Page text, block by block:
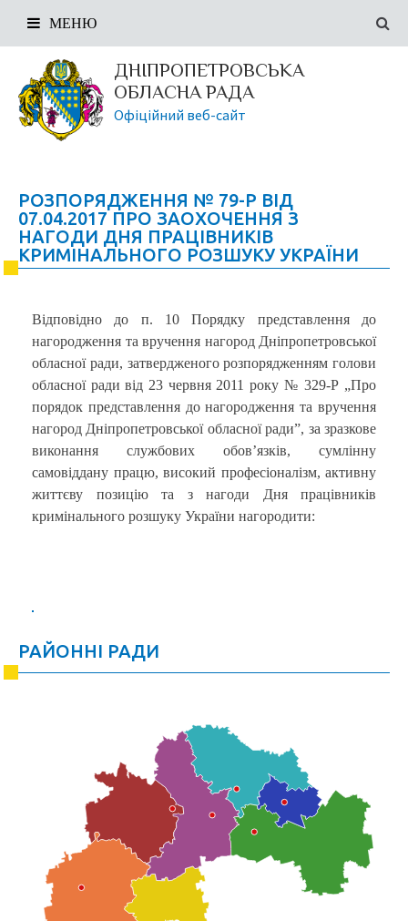
ДНІПРОПЕТРОВСЬКА
ОБЛАСНА РАДА
Офіційний веб-сайт
МЕНЮ
РОЗПОРЯДЖЕННЯ № 79-Р ВІД
07.04.2017 ПРО ЗАОХОЧЕННЯ З
НАГОДИ ДНЯ ПРАЦІВНИКІВ
КРИМІНАЛЬНОГО РОЗШУКУ УКРАЇНИ
Відповідно до п. 10 Порядку представлення до
нагородження та вручення нагород Дніпропетровської
обласної ради, затвердженого розпорядженням голови
обласної ради від 23 червня 2011 року № 329-Р „Про
порядок представлення до нагородження та вручення
нагород Дніпропетровської обласної ради”, за зразкове
виконання службових обов’язків, сумлінну
самовіддану працю, високий професіоналізм, активну
життєву позицію та з нагоди Дня працівників
кримінального розшуку України нагородити:
РАЙОННІ РАДИ